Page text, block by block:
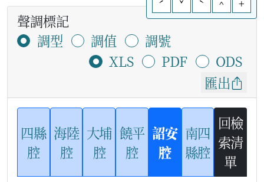
ˊ
ˇ ˋ ^ +
聲調標記
調型
調值
調號
XLS
PDF
ODS
匯出
四縣
腔
海陸
腔
大埔
腔
饒平
腔
詔安
腔
南四
縣腔
回檢
索清
單